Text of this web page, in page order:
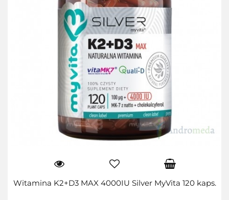
Witamina K2+D3 MAX 4000IU Silver MyVita 120 kaps.